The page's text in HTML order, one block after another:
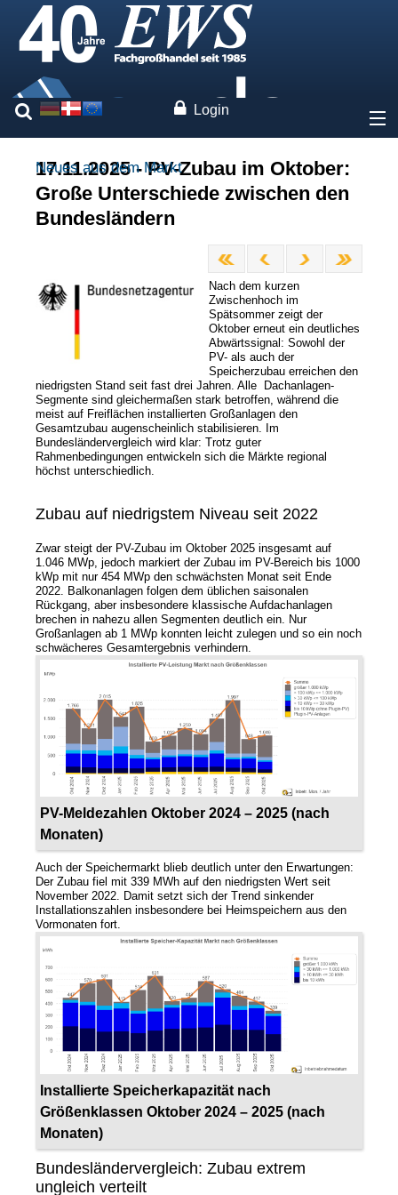
Login
Über uns
Leistungen
Kontakt
News
Newsmeldungen
Jobs/Studien
Neues aus dem Markt
17.11.2025 - PV-Zubau im Oktober:
Große Unterschiede zwischen den
Bundesländern
Nach dem kurzen
Zwischenhoch im
Spätsommer zeigt der
Oktober erneut ein deutliches
Abwärtssignal: Sowohl der
PV- als auch der
Speicherzubau erreichen den
niedrigsten Stand seit fast drei Jahren. Alle Dachanlagen-
Segmente sind gleichermaßen stark betroffen, während die
meist auf Freiflächen installierten Großanlagen den
Gesamtzubau augenscheinlich stabilisieren. Im
Bundesländervergleich wird klar: Trotz guter
Rahmenbedingungen entwickeln sich die Märkte regional
höchst unterschiedlich.
Zubau auf niedrigstem Niveau seit 2022
Zwar steigt der PV-Zubau im Oktober 2025 insgesamt auf
1.046 MWp, jedoch markiert der Zubau im PV-Bereich bis 1000
kWp mit nur 454 MWp den schwächsten Monat seit Ende
2022. Balkonanlagen folgen dem üblichen saisonalen
Rückgang, aber insbesondere klassische Aufdachanlagen
brechen in nahezu allen Segmenten deutlich ein. Nur
Großanlagen ab 1 MWp konnten leicht zulegen und so ein noch
schwächeres Gesamtergebnis verhindern.
PV-Meldezahlen Oktober 2024 – 2025 (nach
Monaten)
Auch der Speichermarkt blieb deutlich unter den Erwartungen:
Der Zubau fiel mit 339 MWh auf den niedrigsten Wert seit
November 2022. Damit setzt sich der Trend sinkender
Installationszahlen insbesondere bei Heimspeichern aus den
Vormonaten fort.
Installierte Speicherkapazität nach
Größenklassen Oktober 2024 – 2025 (nach
Monaten)
Bundesländervergleich: Zubau extrem
ungleich verteilt